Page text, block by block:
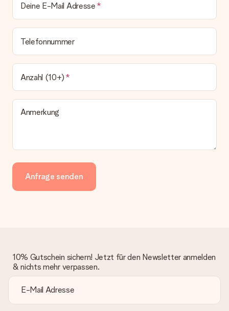
Deine E-Mail Adresse
Telefonnummer
Anzahl (10+)
Anmerkung
Anfrage senden
10% Gutschein sichern! Jetzt für den Newsletter anmelden
& nichts mehr verpassen.